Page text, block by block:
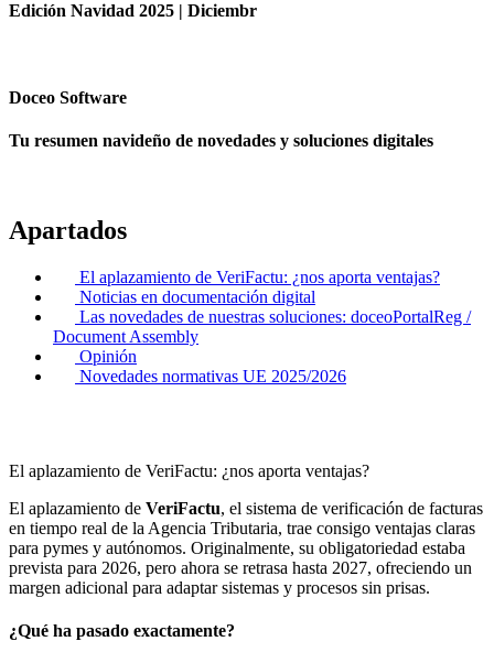
Edición Navidad 2025 | Diciembr
Doceo Software
Tu resumen navideño de novedades y soluciones digitales
Apartados
El aplazamiento de VeriFactu: ¿nos aporta ventajas?
Noticias en documentación digital
Las novedades de nuestras soluciones: doceoPortalReg /
Document Assembly
Opinión
Novedades normativas UE 2025/2026
El aplazamiento de VeriFactu: ¿nos aporta ventajas?
El aplazamiento de VeriFactu, el sistema de verificación de facturas
en tiempo real de la Agencia Tributaria, trae consigo ventajas claras
para pymes y autónomos. Originalmente, su obligatoriedad estaba
prevista para 2026, pero ahora se retrasa hasta 2027, ofreciendo un
margen adicional para adaptar sistemas y procesos sin prisas.
¿Qué ha pasado exactamente?